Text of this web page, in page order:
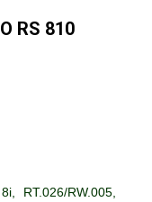
RS 810
RT.026/RW.005,